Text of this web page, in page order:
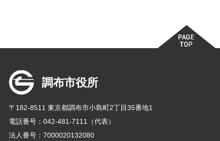
調布市役所
〒182-8511 東京都調布市小島町2丁目35番地1
電話番号：042-481-7111（代表）
法人番号：7000020132080